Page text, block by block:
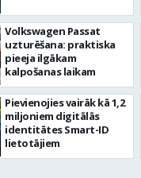
Volkswagen Passat
uzturēšana: praktiska
pieeja ilgākam
kalpošanas laikam
Pievienojies vairāk kā 1,2
miljoniem digitālās
identitātes Smart-ID
lietotājiem